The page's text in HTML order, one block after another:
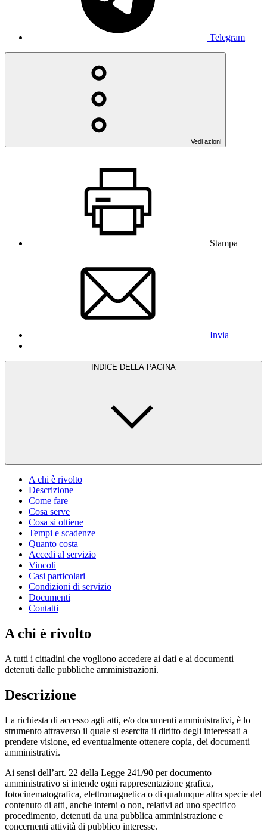
Telegram
Vedi azioni
Stampa
Invia
INDICE DELLA PAGINA
A chi è rivolto
Descrizione
Come fare
Cosa serve
Cosa si ottiene
Tempi e scadenze
Quanto costa
Accedi al servizio
Vincoli
Casi particolari
Condizioni di servizio
Documenti
Contatti
A chi è rivolto
A tutti i cittadini che vogliono accedere ai dati e ai documenti
detenuti dalle pubbliche amministrazioni.
Descrizione
La richiesta di accesso agli atti, e/o documenti amministrativi, è lo
strumento attraverso il quale si esercita il diritto degli interessati a
prendere visione, ed eventualmente ottenere copia, dei documenti
amministrativi.
Ai sensi dell’art. 22 della Legge 241/90 per documento
amministrativo si intende ogni rappresentazione grafica,
fotocinematografica, elettromagnetica o di qualunque altra specie del
contenuto di atti, anche interni o non, relativi ad uno specifico
procedimento, detenuti da una pubblica amministrazione e
concernenti attività di pubblico interesse.